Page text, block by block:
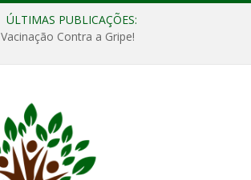
ÚLTIMAS PUBLICAÇÕES:
Vacinação Contra a Gripe!